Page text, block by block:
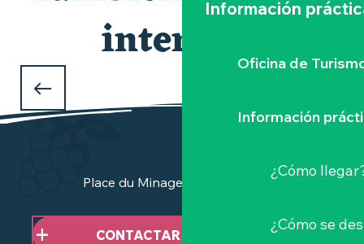
Información
Oficina de
Información
¿Cómo
¿Cómo se
interesar
Área profesional
Amplíe sus ventas en línea de forma sencilla
Place du Minage - 44190 Clisson
CONTACTAR CON NOSOTROS